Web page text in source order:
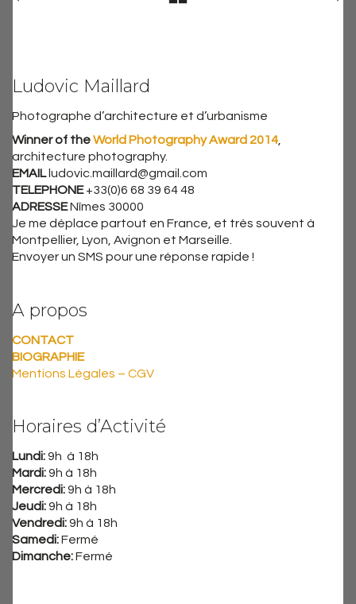
Ludovic Maillard
Photographe d’architecture et d’urbanisme
Winner of theWorld Photography Award 2014
architecture photography.
EMAIL ludovic.maillard@gmail.com
TELEPHONE+33(0)6 68 39 64 48
ADRESSENîmes 30000
Je me déplace partout en France, et très souvent à
Montpellier, Lyon, Avignon et Marseille.
Envoyer un SMS pour une réponse rapide !
A propos
CONTACT
BIOGRAPHIE
Mentions Légales – CGV
Horaires d’Activité
Lundi:9h à 18h
Mardi:9h à 18h
Mercredi:9h à 18h
Jeudi:9h à 18h
Vendredi:9h à 18h
Samedi:Fermé
Dimanche:Fermé